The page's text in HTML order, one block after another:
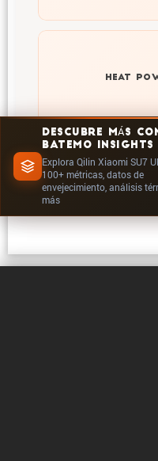
DESCUBRE MÁS
BATEMO INSIGHTS
Explora Qilin Xiaomi SU7
100+ métricas, datos de
envejecimiento, análisis
más
HEAT
Explore heat
temperatures and